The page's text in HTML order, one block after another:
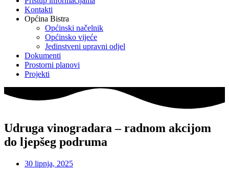
Kontakti
Općina Bistra
Općinski načelnik
Općinsko vijeće
Jedinstveni upravni odjel
Dokumenti
Prostorni planovi
Projekti
Udruga vinogradara – radnom akcijom
do ljepšeg podruma
30 lipnja, 2025